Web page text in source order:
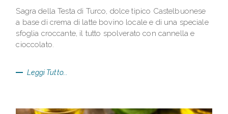
Sagra della Testa di Turco, dolce tipico Castelbuonese
a base di crema di latte bovino locale e di una speciale
sfoglia croccante, il tutto spolverato con cannella e
cioccolato.
Leggi Tutto...